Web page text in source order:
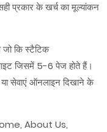
प्रकार के खर्च का मूल्यांकन
जो कि स्टैटिक
जिसमें 5-6 पेज होते हैं।
सेवाएं ऑनलाइन दिखाने के
About Us,